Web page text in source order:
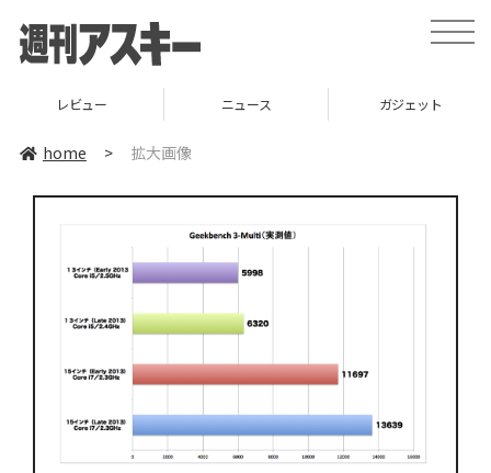
toggle
レビュー ニュース ガジェット
home > 拡大画像